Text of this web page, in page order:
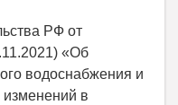
РФ от
«Об
водоснабжения и
изменений в